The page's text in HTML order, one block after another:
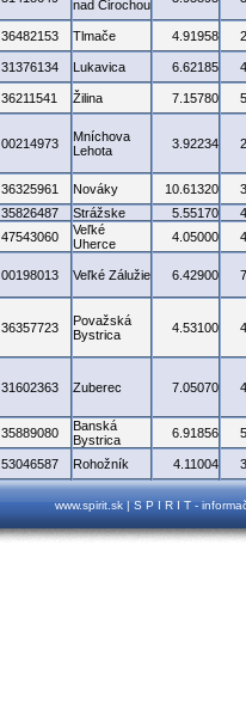
nad Cirochou
36482153 Tlmače 4.91958
31376134 Lukavica 6.62185
36211541 Žilina 7.15780
00214973
Mníchova
Lehota
3.92234
36325961 Nováky 10.61320
35826487 Strážske 5.55170
47543060
Veľké
Uherce
4.05000
00198013 Veľké Zálužie 6.42900
36357723
Považská
Bystrica
4.53100
31602363 Zuberec 7.05070
35889080
Banská
Bystrica
6.91856
53046587 Rohožník 4.11004
www.spirit.sk | S P I R I T -